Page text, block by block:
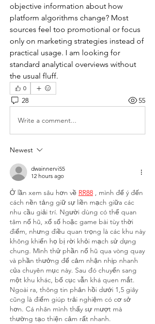
objective information about how
platform algorithms change? Most
sources feel too promotional or focus
only on marketing strategies instead of
practical usage. I am looking for
standard analytical overviews without
the usual fluff.
0
28 55
Write a comment...
Newest
dwainnervi55
12 hours ago
Ở lần xem sâu hơn về RR88 , mình để ý đến
cách nền tảng giữ sự liền mạch giữa các
nhu cầu giải trí. Người dùng có thể quan
tâm nổ hũ, xổ số hoặc game bài tùy thời
điểm, nhưng điều quan trọng là các khu này
không khiến họ bị rời khỏi mạch sử dụng
chung. Mình thử phần nổ hũ qua vòng quay
và phần thưởng để cảm nhận nhịp nhanh
của chuyên mục này. Sau đó chuyển sang
một khu khác, bố cục vẫn khá quen mắt.
Ngoài ra, thông tin phản hồi dưới 1,5 giây
cũng là điểm giúp trải nghiệm có cơ sở
hơn. Cá nhân mình thấy sự mượt mà
thường tạo thiện cảm rất nhanh.